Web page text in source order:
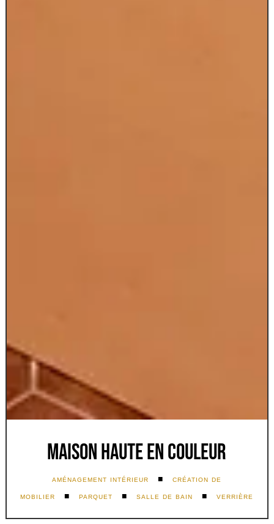
Maison haute en couleur
aménagement intérieur ■création de
mobilier ■parquet ■salle de bain ■verrière